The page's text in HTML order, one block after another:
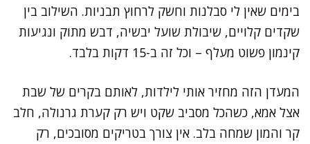
בימים שאין לי סבלנות וחשק לרחוץ תבניות. השילוב בין
שקדים קלויים, שיבולת שועל יבשיה, דבש מתוק ונגיעות
קינמון פשוט מעלף – וכל זה ב-15 דקות בלבד.
המעדן הזה מחזיר אותי לילדות, לאותם בקרים של שבת
אצל אמא, כשהכל מסביב שקט ויש רק קערת גרנולה, חלב
קר והמון שמחה בלב. אין צורך בטריקים מסובכים, רק